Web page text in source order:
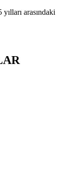
yılları arasındaki